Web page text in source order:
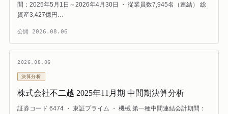
間：2025年5月1日～2026年4月30日 ・ 従業員数7,945名（連結） 総
資産3,427億円…
公開 2026.08.06
2026.08.06
決算分析
株式会社不二越 2025年11月期 中間期決算分析
証券コード 6474 ・ 東証プライム ・ 機械 第一種中間連結会計期間：